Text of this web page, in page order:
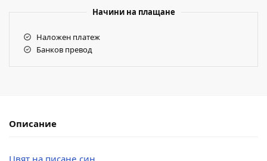
Начини на плащане
Наложен платеж
Банков превод
Описание